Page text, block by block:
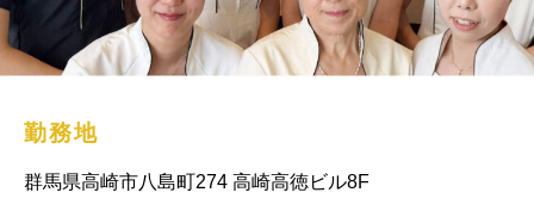
勤務地
群馬県高崎市八島町274 高崎高徳ビル8F